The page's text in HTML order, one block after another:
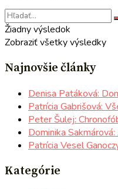
Žiadny výsledok
Zobraziť všetky výsledky
Najnovšie články
Denisa Patáková:
Patrícia Gabrišová:
Peter Šulej:
Dominika
Patrícia Vesel
Kategórie